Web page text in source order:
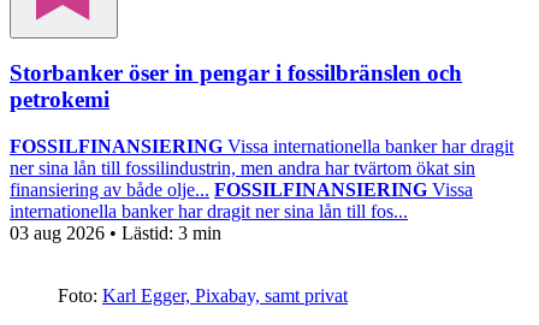
Storbanker öser in pengar i fossilbränslen och
petrokemi
FOSSILFINANSIERING Vissa internationella banker har dragit
ner sina lån till fossilindustrin, men andra har tvärtom ökat sin
finansiering av både olje... FOSSILFINANSIERING Vissa
internationella banker har dragit ner sina lån till fos...
03 aug 2026 • Lästid: 3 min
Foto: Karl Egger, Pixabay, samt privat